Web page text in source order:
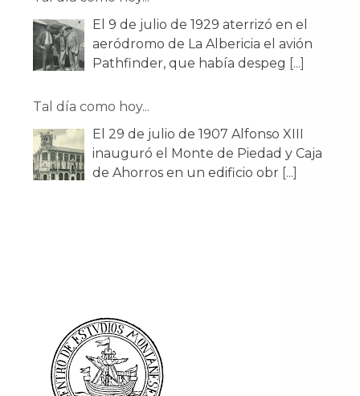
Tal día como hoy...
inauguró el Monte de Piedad y Caja
Tal día como hoy...